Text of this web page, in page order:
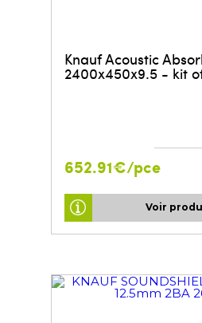
Knauf Acoustic
2400x450x9.5 - kit
652.91€/pce
Voir